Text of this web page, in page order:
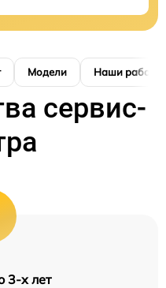
Модели Наши работы
сервис-
3-х лет